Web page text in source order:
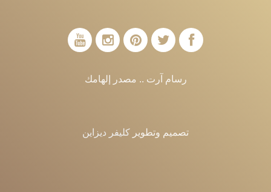
رسام آرت .. مصدر إلهامك
تصميم وتطوير كليفر ديزاين